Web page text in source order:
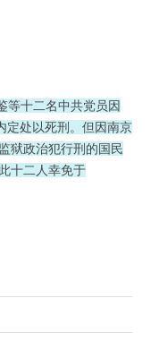
等十二名中共党员因
定处以死刑。但因南京
狱政治犯行刑的国民
十二人幸免于